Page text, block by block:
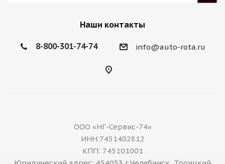
Наши контакты
8-800-301-74-74 info@auto-rota.ru
ООО «НГ-Сервис-74»
ИНН:7451402812
КПП: 745101001